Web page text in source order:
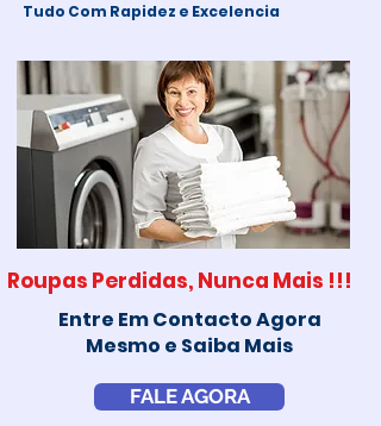
Tudo Com Rapidez e Excelencia
Roupas Perdidas, Nunca Mais !!!
Entre Em Contacto Agora
Mesmo e Saiba Mais
FALE AGORA